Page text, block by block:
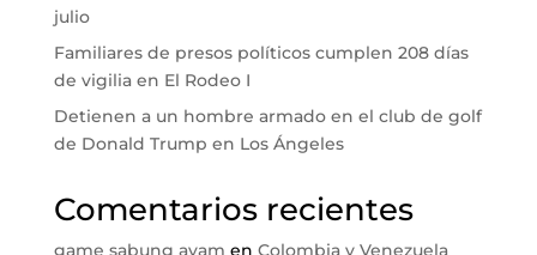
julio
Familiares de presos políticos cumplen 208 días
de vigilia en El Rodeo I
Detienen a un hombre armado en el club de golf
de Donald Trump en Los Ángeles
Comentarios recientes
game sabung ayam en Colombia y Venezuela